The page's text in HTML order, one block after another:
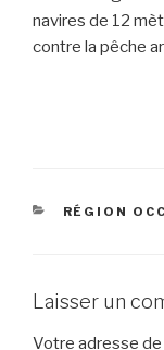
navires de 12
contre la pêche
RÉGION
Laisser un
Votre adresse